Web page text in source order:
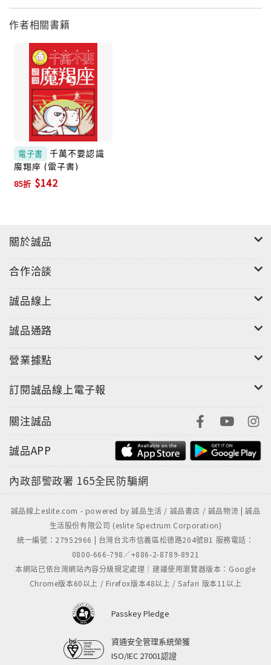
謹以此書送給摩羯座的你，和你的摩羯座朋友：有朝一
日，你（摩羯座）一定會超越處女座的喔！加油！
‧超過660萬粉絲瘋狂推薦的微博爆紅星座大師「同道大
叔」第一本著作。
‧突破32億瀏覽人次，引發全民拍案叫絕的星座狂潮！
‧紅遍新浪微博、微信等社群網站、堪稱全中國最流行的
星座吐槽漫畫。
座》是#大叔吐槽星座#系列漫畫作品的第一本。
作者相關書籍
電子書
千萬不要認識
魔羯座 (電子書)
85折 $142
關於誠品
合作洽談
誠品線上
誠品通路
營業據點
訂閱誠品線上電子報
關注誠品
誠品APP
內政部警政署 165全民防騙網
誠品線上eslite.com - powered by 誠品生活 / 誠品書店 / 誠品物流 | 誠品
生活股份有限公司 (eslite Spectrum Corporation)
統一編號：27952966 | 台灣台北市信義區松德路204號B1 服務電話：
0800-666-798／+886-2-8789-8921
本網站已依台灣網站內容分級規定處理｜建議使用瀏覽器版本：Google
Chrome版本60以上 / Firefox版本48以上 / Safari 版本11以上
Passkey Pledge
資通安全管理系統榮獲
ISO/IEC 27001認證